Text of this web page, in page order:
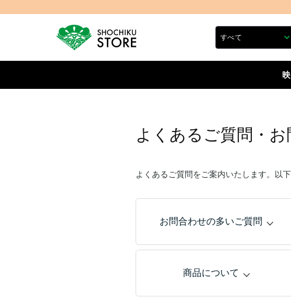
よくあるご質問・
よくあるご質問をご案内いたします。以
お問合わせの多いご質問
商品について